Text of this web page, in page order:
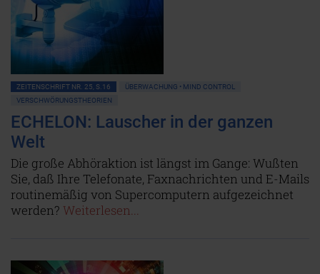
ZEITENSCHRIFT NR. 25, S.16
ÜBERWACHUNG • MIND CONTROL
VERSCHWÖRUNGSTHEORIEN
ECHELON: Lauscher in der ganzen
Welt
Die große Abhöraktion ist längst im Gange: Wußten
Sie, daß Ihre Telefonate, Faxnachrichten und E-Mails
routinemäßig von Supercomputern aufgezeichnet
werden? Weiterlesen...